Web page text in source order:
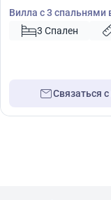
Вилла с 3
3 Спален
Связаться